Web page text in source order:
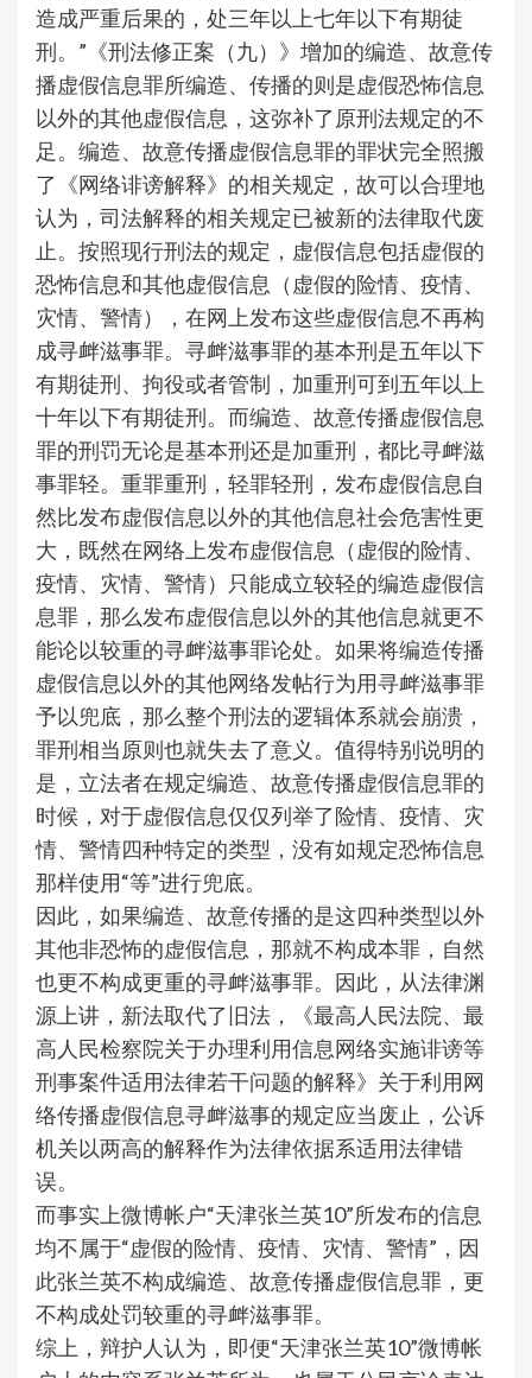
造成严重后果的，处三年以上七年以下有期徒
刑。”《刑法修正案（九）》增加的编造、故意传
播虚假信息罪所编造、传播的则是虚假恐怖信息
以外的其他虚假信息，这弥补了原刑法规定的不
足。编造、故意传播虚假信息罪的罪状完全照搬
了《网络诽谤解释》的相关规定，故可以合理地
认为，司法解释的相关规定已被新的法律取代废
止。按照现行刑法的规定，虚假信息包括虚假的
恐怖信息和其他虚假信息（虚假的险情、疫情、
灾情、警情），在网上发布这些虚假信息不再构
成寻衅滋事罪。寻衅滋事罪的基本刑是五年以下
有期徒刑、拘役或者管制，加重刑可到五年以上
十年以下有期徒刑。而编造、故意传播虚假信息
罪的刑罚无论是基本刑还是加重刑，都比寻衅滋
事罪轻。重罪重刑，轻罪轻刑，发布虚假信息自
然比发布虚假信息以外的其他信息社会危害性更
大，既然在网络上发布虚假信息（虚假的险情、
疫情、灾情、警情）只能成立较轻的编造虚假信
息罪，那么发布虚假信息以外的其他信息就更不
能论以较重的寻衅滋事罪论处。如果将编造传播
虚假信息以外的其他网络发帖行为用寻衅滋事罪
予以兜底，那么整个刑法的逻辑体系就会崩溃，
罪刑相当原则也就失去了意义。值得特别说明的
是，立法者在规定编造、故意传播虚假信息罪的
时候，对于虚假信息仅仅列举了险情、疫情、灾
情、警情四种特定的类型，没有如规定恐怖信息
那样使用“等”进行兜底。
因此，如果编造、故意传播的是这四种类型以外
其他非恐怖的虚假信息，那就不构成本罪，自然
也更不构成更重的寻衅滋事罪。因此，从法律渊
源上讲，新法取代了旧法，《最高人民法院、最
高人民检察院关于办理利用信息网络实施诽谤等
刑事案件适用法律若干问题的解释》关于利用网
络传播虚假信息寻衅滋事的规定应当废止，公诉
机关以两高的解释作为法律依据系适用法律错
误。
而事实上微博帐户“天津张兰英10”所发布的信息
均不属于“虚假的险情、疫情、灾情、警情”，因
此张兰英不构成编造、故意传播虚假信息罪，更
不构成处罚较重的寻衅滋事罪。
综上，辩护人认为，即便“天津张兰英10”微博帐